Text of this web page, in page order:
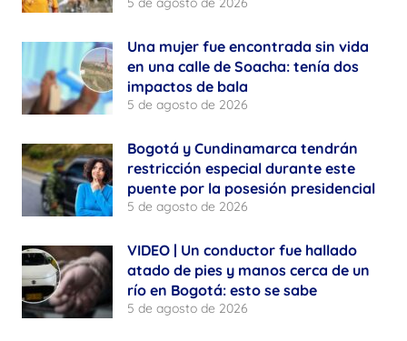
Una mujer fue encontrada sin vida
en una calle de Soacha: tenía dos
impactos de bala
5 de agosto de 2026
Bogotá y Cundinamarca tendrán
restricción especial durante este
puente por la posesión presidencial
5 de agosto de 2026
VIDEO | Un conductor fue hallado
atado de pies y manos cerca de un
río en Bogotá: esto se sabe
5 de agosto de 2026